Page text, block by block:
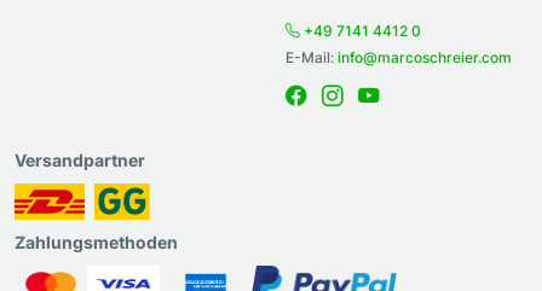
+49 7141 4412 0
E-Mail: info@marcoschreier.com
Versandpartner
Zahlungsmethoden